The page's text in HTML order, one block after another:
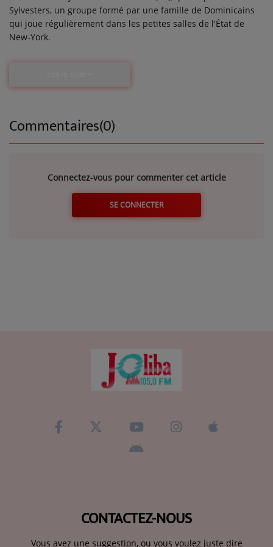
Sylvesters, un groupe formé par une famille de Dominicains
qui joue régulièrement dans les petites salles de l'État de
New-York.
Commentaires(0)
Connectez-vous pour commenter cet article
SE CONNECTER
CONTACTEZ-NOUS
Vous avez une suggestion, ou vous voulez juste dire